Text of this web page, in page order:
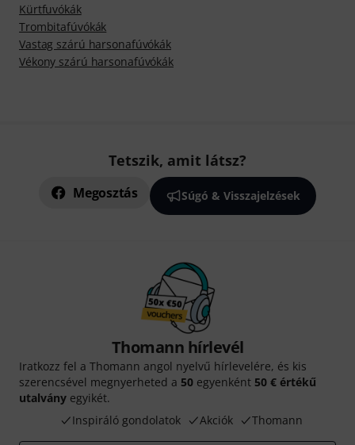
Kürtfuvókák
Trombitafúvókák
Vastag szárú harsonafúvókák
Vékony szárú harsonafúvókák
Tetszik, amit látsz?
Megosztás Súgó & Visszajelzések
Thomann hírlevél
Iratkozz fel a Thomann angol nyelvű hírlevelére, és kis
szerencsével megnyerheted a 50 egyenként 50 € értékű
utalvány egyikét.
Inspiráló gondolatok
Akciók Thomann